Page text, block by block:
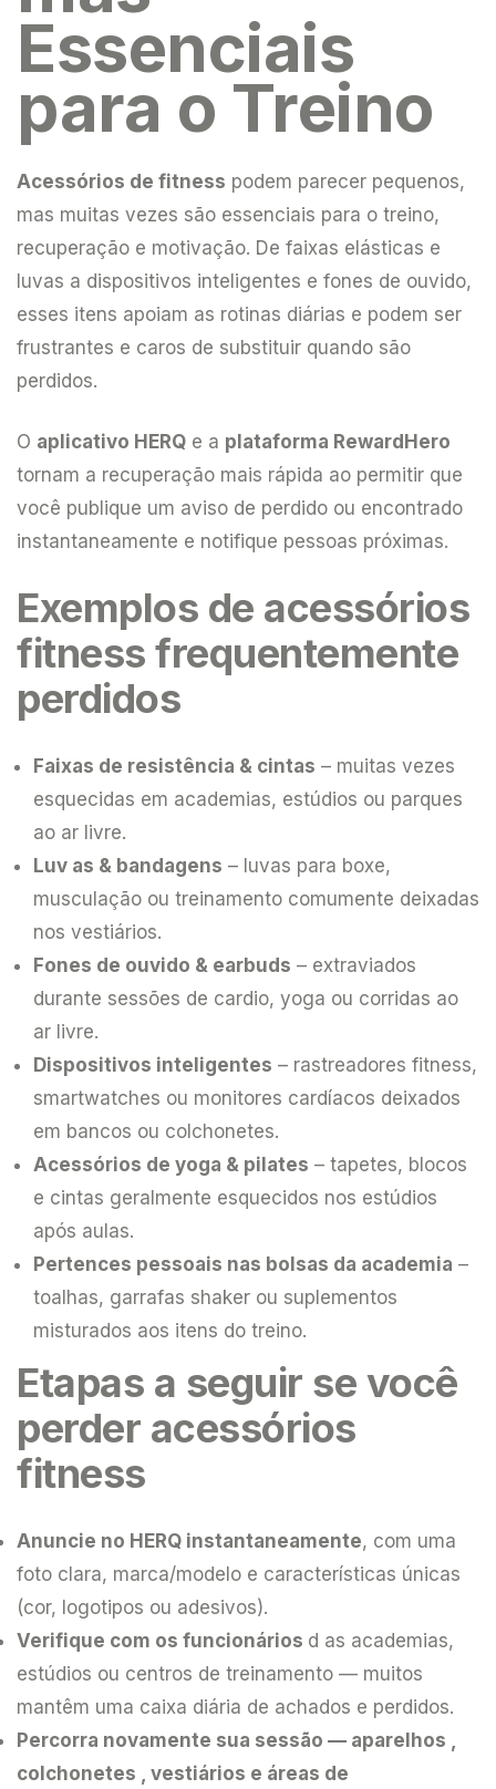
Essenciais
para o Treino
Acessórios de fitness podem parecer pequenos,
mas muitas vezes são essenciais para o treino,
recuperação e motivação. De faixas elásticas e
luvas a dispositivos inteligentes e fones de ouvido,
esses itens apoiam as rotinas diárias e podem ser
frustrantes e caros de substituir quando são
perdidos.
O aplicativo HERQ e a plataforma RewardHero
tornam a recuperação mais rápida ao permitir que
você publique um aviso de perdido ou encontrado
instantaneamente e notifique pessoas próximas.
Exemplos de acessórios
fitness frequentemente
perdidos
Faixas de resistência & cintas – muitas vezes
esquecidas em academias, estúdios ou parques
ao ar livre.
Luv as & bandagens – luvas para boxe,
musculação ou treinamento comumente deixadas
nos vestiários.
Fones de ouvido & earbuds – extraviados
durante sessões de cardio, yoga ou corridas ao
ar livre.
Dispositivos inteligentes – rastreadores fitness,
smartwatches ou monitores cardíacos deixados
em bancos ou colchonetes.
Acessórios de yoga & pilates – tapetes, blocos
e cintas geralmente esquecidos nos estúdios
após aulas.
Pertences pessoais nas bolsas da academia –
toalhas, garrafas shaker ou suplementos
misturados aos itens do treino.
Etapas a seguir se você
perder acessórios
fitness
Anuncie no HERQ instantaneamente, com uma
foto clara, marca/modelo e características únicas
(cor, logotipos ou adesivos).
Verifique com os funcionários d as academias,
estúdios ou centros de treinamento — muitos
mantêm uma caixa diária de achados e perdidos.
Percorra novamente sua sessão — aparelhos ,
colchonetes , vestiários e áreas de